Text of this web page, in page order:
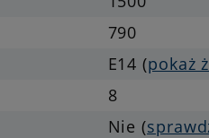
790
E14 (pokaż
8
Nie (